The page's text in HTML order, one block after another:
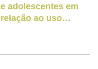
e adolescentes em
relação ao uso